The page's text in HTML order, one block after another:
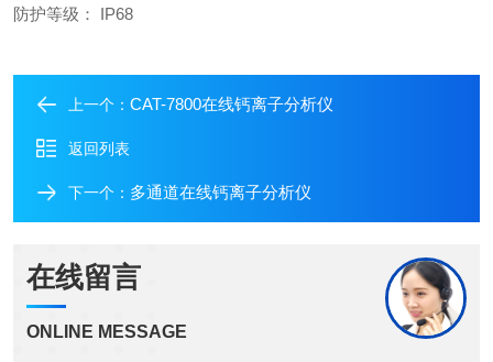
防护等级： IP68
上一个： CAT-7800在线钙离子分析仪
返回列表
下一个： 多通道在线钙离子分析仪
在线留言
ONLINE MESSAGE